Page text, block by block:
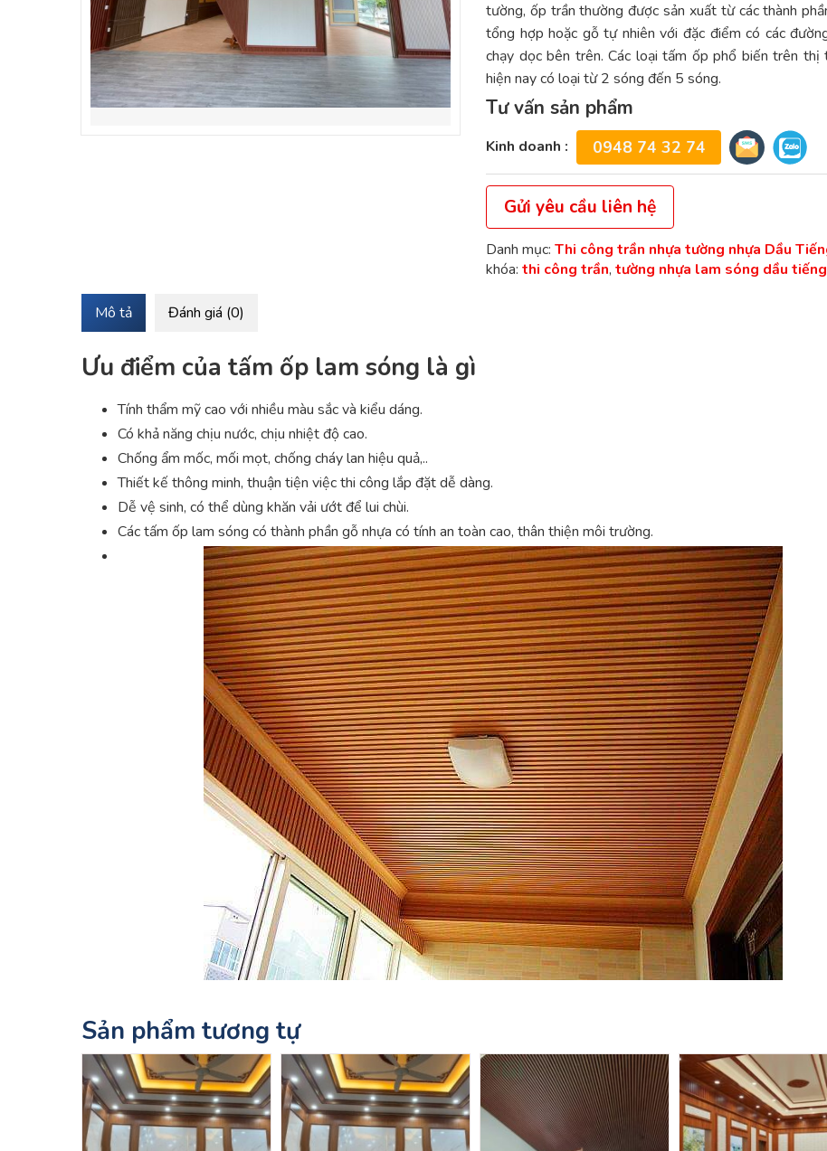
tường, ốp trần thường được sản xuất từ các thành
tổng hợp hoặc gỗ tự nhiên với đặc điểm có các
chạy dọc bên trên. Các loại tấm ốp phổ biến trên thị
hiện nay có loại từ 2 sóng đến 5 sóng.
Tư vấn sản phẩm
Kinh doanh : 0948 74 32 74
Gửi yêu cầu liên hệ
Danh mục: Thi công trần nhựa tường nhựa Dầu
khóa: thi công trần, tường nhựa lam sóng dầu tiếng
Mô tả Đánh giá (0)
Ưu điểm của tấm ốp lam sóng là gì
Tính thẩm mỹ cao với nhiều màu sắc và kiểu dáng.
Có khả năng chịu nước, chịu nhiệt độ cao.
Chống ẩm mốc, mối mọt, chống cháy lan hiệu quả,..
Thiết kế thông minh, thuận tiện việc thi công lắp đặt dễ dàng.
Dễ vệ sinh, có thể dùng khăn vải ướt để lui chùi.
Các tấm ốp lam sóng có thành phần gỗ nhựa có tính an toàn cao, thân thiện môi trường.
Sản phẩm tương tự